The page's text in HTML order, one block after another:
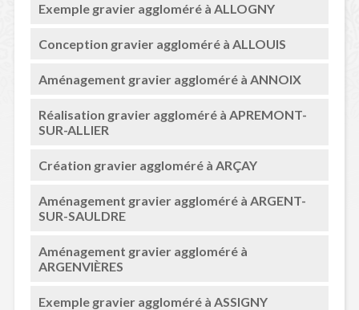
Exemple gravier aggloméré à ALLOGNY
Conception gravier aggloméré à ALLOUIS
Aménagement gravier aggloméré à ANNOIX
Réalisation gravier aggloméré à APREMONT-
SUR-ALLIER
Création gravier aggloméré à ARÇAY
Aménagement gravier aggloméré à ARGENT-
SUR-SAULDRE
Aménagement gravier aggloméré à
ARGENVIÈRES
Exemple gravier aggloméré à ASSIGNY